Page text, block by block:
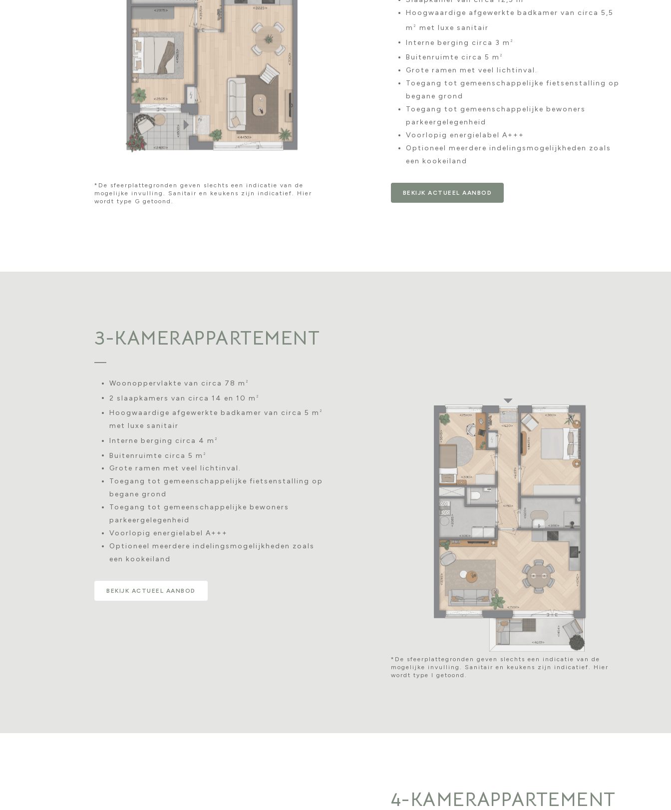
*De sfeerplattegronden geven slechts een indicatie van de
mogelijke invulling. Sanitair en keukens zijn indicatief. Hier
wordt type G getoond.
Hoogwaardige afgewerkte badkamer van circa 5,5
m 2
met luxe sanitair
Interne berging circa 3 m 2
Buitenruimte circa 5 m 2
Grote ramen met veel lichtinval.
Toegang tot gemeenschappelijke fietsenstalling op
begane grond
Toegang tot gemeenschappelijke bewoners
parkeergelegenheid
Voorlopig energielabel A+++
Optioneel meerdere indelingsmogelijkheden zoals
een kookeiland
BEKIJK ACTUEEL AANBOD
3-KAMERAPPARTEMENT
Woonoppervlakte van circa 78 m 2
2 slaapkamers van circa 14 en 10 m 2
Hoogwaardige afgewerkte badkamer van circa 5 m 2
met luxe sanitair
Interne berging circa 4 m 2
Buitenruimte circa 5 m 2
Grote ramen met veel lichtinval.
Toegang tot gemeenschappelijke fietsenstalling op
begane grond
Toegang tot gemeenschappelijke bewoners
parkeergelegenheid
Voorlopig energielabel A+++
Optioneel meerdere indelingsmogelijkheden zoals
een kookeiland
BEKIJK ACTUEEL AANBOD
*De sfeerplattegronden geven slechts een indicatie van de
mogelijke invulling. Sanitair en keukens zijn indicatief. Hier
wordt type I getoond.
4-KAMERAPPARTEMENT